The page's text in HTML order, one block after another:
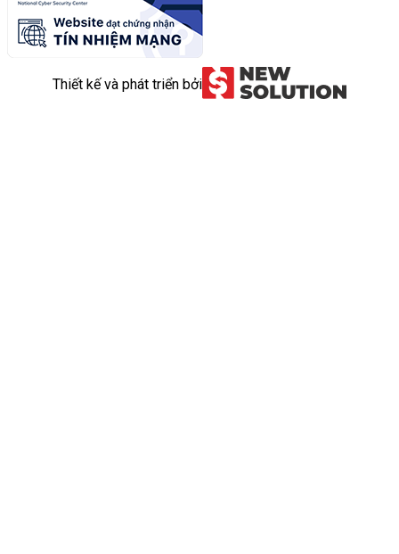
Thiết kế và phát triển bởi